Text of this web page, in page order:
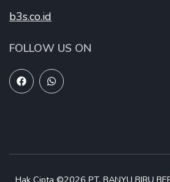
b3s.co.id
FOLLOW US ON